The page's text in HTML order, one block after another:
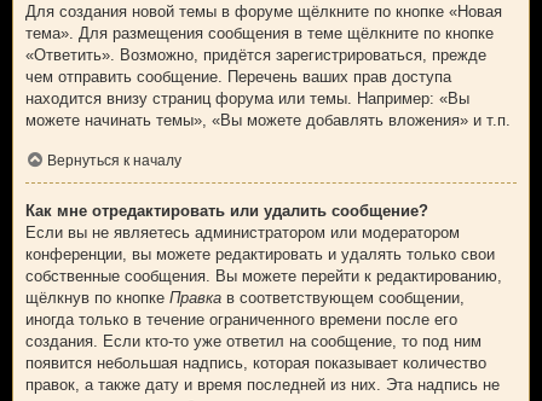
Для создания новой темы в форуме щёлкните по кнопке «Новая
тема». Для размещения сообщения в теме щёлкните по кнопке
«Ответить». Возможно, придётся зарегистрироваться, прежде
чем отправить сообщение. Перечень ваших прав доступа
находится внизу страниц форума или темы. Например: «Вы
можете начинать темы», «Вы можете добавлять вложения» и т.п.
Вернуться к началу
Как мне отредактировать или удалить сообщение?
Если вы не являетесь администратором или модератором
конференции, вы можете редактировать и удалять только свои
собственные сообщения. Вы можете перейти к редактированию,
щёлкнув по кнопке Правка в соответствующем сообщении,
иногда только в течение ограниченного времени после его
создания. Если кто-то уже ответил на сообщение, то под ним
появится небольшая надпись, которая показывает количество
правок, а также дату и время последней из них. Эта надпись не